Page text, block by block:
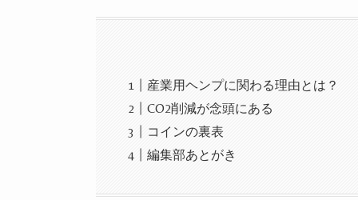
産業用ヘンプに関わる理由とは？
CO2削減が念頭にある
コインの裏表
編集部あとがき